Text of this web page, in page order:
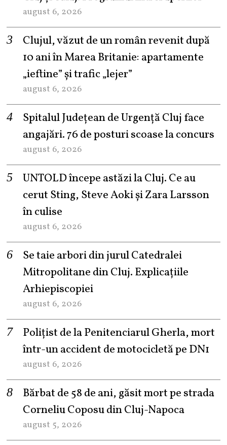
august 6, 2026
Clujul, văzut de un român revenit după
10 ani în Marea Britanie: apartamente
„ieftine” și trafic „lejer”
august 6, 2026
Spitalul Județean de Urgență Cluj face
angajări. 76 de posturi scoase la concurs
august 6, 2026
UNTOLD începe astăzi la Cluj. Ce au
cerut Sting, Steve Aoki și Zara Larsson
în culise
august 6, 2026
Se taie arbori din jurul Catedralei
Mitropolitane din Cluj. Explicațiile
Arhiepiscopiei
august 6, 2026
Polițist de la Penitenciarul Gherla, mort
într-un accident de motocicletă pe DN1
august 6, 2026
Bărbat de 58 de ani, găsit mort pe strada
Corneliu Coposu din Cluj-Napoca
august 5, 2026